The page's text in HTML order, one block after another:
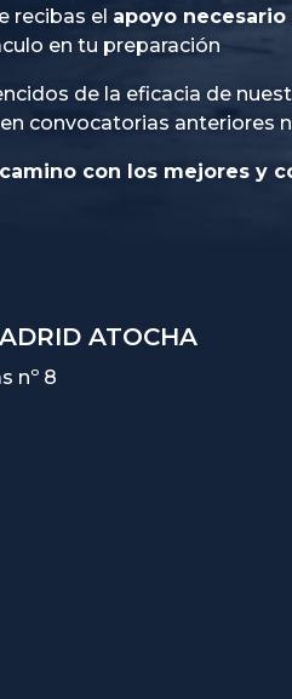
recibas el apoyo necesario
en tu preparación
de la eficacia de
convocatorias anteriores
con los mejores y
ATOCHA
nº 8